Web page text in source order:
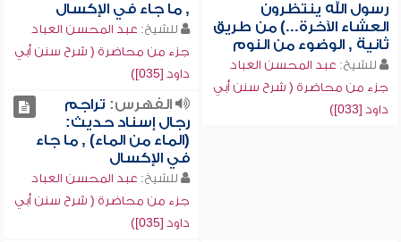
رسول الله ينتظرون
العشاء الآخرة...) من طريق
ثانية , الوضوء من النوم
للشيخ: عبد المحسن العباد
جزء من محاضرة ( شرح سنن أبي
داود [033])
, ما جاء في الإكسال
للشيخ: عبد المحسن العباد
جزء من محاضرة ( شرح سنن أبي
داود [035])
الفهرس: تراجم
رجال إسناد حديث:
(الماء من الماء) , ما جاء
في الإكسال
للشيخ: عبد المحسن العباد
جزء من محاضرة ( شرح سنن أبي
داود [035])